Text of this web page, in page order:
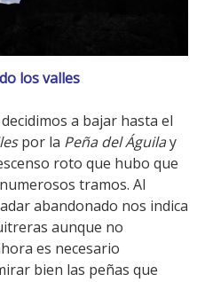
los valles
a bajar hasta el
por la Peña del Águilay
roto que hubo que
tramos. Al
abandonado nos indica
aunque no
es necesario
bien las peñas que